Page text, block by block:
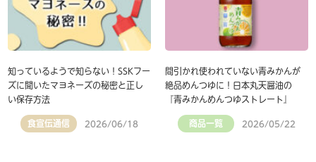
知っているようで知らない！SSKフー
ズに聞いたマヨネーズの秘密と正し
い保存方法
食宣伝通信 2026/06/18
間引かれ使われていない青みかんが
絶品めんつゆに！日本丸天醤油の
『青みかんめんつゆストレート』
商品一覧 2026/05/22